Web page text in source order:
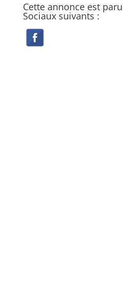
Cette annonce est
Sociaux suivants :